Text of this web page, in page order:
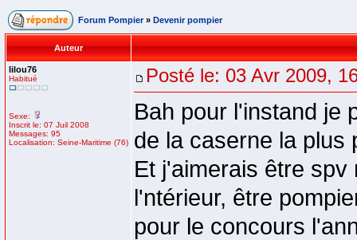
Forum Pompier » Devenir pompier
Auteur
lilou76
Habitué
Sexe:
Inscrit le: 07 Juil 2008
Messages: 95
Localisation: Seine-Maritime (76)
Posté le: 03 Avr 2009,
Bah pour l'instand je
de la caserne la plus
Et j'aimerais être
l'ntérieur, être
pour le concours